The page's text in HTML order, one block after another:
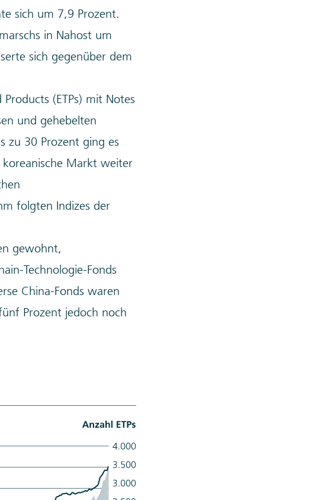
sich um 7,9 Prozent.
in Nahost um
sich gegenüber dem
(ETPs) mit Notes
und gehebelten
zu 30 Prozent ging es
Markt weiter
folgten Indizes der
gewohnt,
Technologie-Fonds
China-Fonds waren
Prozent jedoch noch